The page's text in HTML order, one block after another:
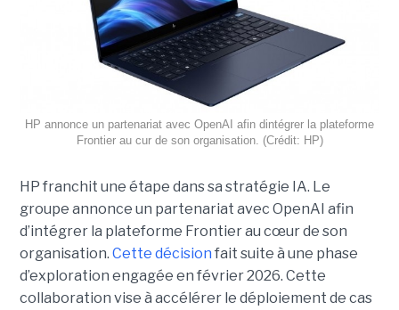
HP annonce un partenariat avec OpenAI afin dintégrer la plateforme
Frontier au cur de son organisation. (Crédit: HP)
HP franchit une étape dans sa stratégie IA. Le
groupe annonce un partenariat avec OpenAI afin
d’intégrer la plateforme Frontier au cœur de son
organisation. Cette décision fait suite à une phase
d’exploration engagée en février 2026. Cette
collaboration vise à accélérer le déploiement de cas